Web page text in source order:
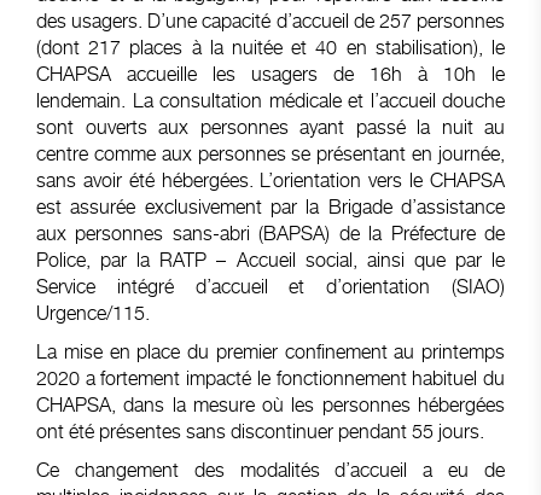
des usagers. D’une capacité d’accueil de 257 personnes
(dont 217 places à la nuitée et 40 en stabilisation), le
CHAPSA accueille les usagers de 16h à 10h le
lendemain. La consultation médicale et l’accueil douche
sont ouverts aux personnes ayant passé la nuit au
centre comme aux personnes se présentant en journée,
sans avoir été hébergées. L’orientation vers le CHAPSA
est assurée exclusivement par la Brigade d’assistance
aux personnes sans-abri (BAPSA) de la Préfecture de
Police, par la RATP – Accueil social, ainsi que par le
Service intégré d’accueil et d’orientation (SIAO)
Urgence/115.
La mise en place du premier confinement au printemps
2020 a fortement impacté le fonctionnement habituel du
CHAPSA, dans la mesure où les personnes hébergées
ont été présentes sans discontinuer pendant 55 jours.
Ce changement des modalités d’accueil a eu de